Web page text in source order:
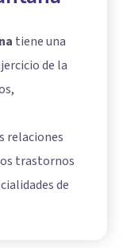
tiene una
de la
relaciones
trastornos
de